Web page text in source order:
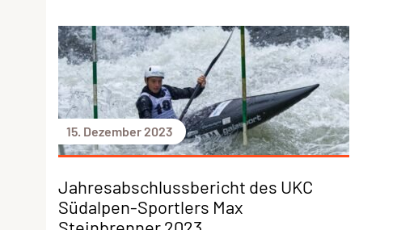
15. Dezember 2023
Jahresabschlussbericht des UKC
Südalpen-Sportlers Max